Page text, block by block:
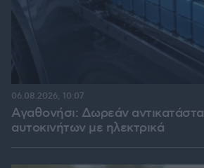
Αγαθονήσι: Δωρεάν
αυτοκινήτων με ηλεκτρικά
06.08.2026, 10:07